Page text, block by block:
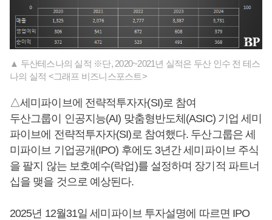
▲ 두산테스나의 실적 ※단, 2020~2021년 실적은 두산 인수 전 테스
나의 실적 <그래프 비즈니스포스트>
△세미파이브에 전략적투자자(SI)로 참여
두산그룹이 인공지능(AI) 맞춤형반도체(ASIC) 기업 세미
파이브에 전략적투자자(SI)로 참여했다. 두산그룹은 세
미파이브 기업공개(IPO) 후에도 3년간 세미파이브 주식
을 팔지 않는 보호예수(락업)를 설정하며 장기적 파트너
십을 맺을 것으로 예상된다.
2025년 12월31일 세미파이브 투자설명에 따르면 IPO